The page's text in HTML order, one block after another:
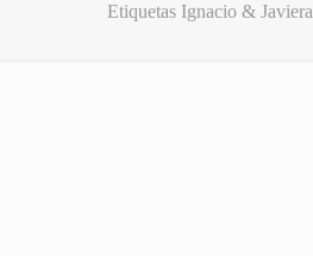
Etiquetas Ignacio & Javiera